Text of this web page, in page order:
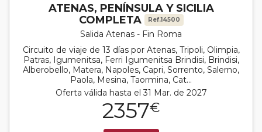
ATENAS, PENÍNSULA Y SICILIA
COMPLETA
Ref.14500
Salida Atenas - Fin Roma
Circuito de viaje de 13 días por Atenas, Tripoli, Olimpia,
Patras, Igumenitsa, Ferri Igumenitsa Brindisi, Brindisi,
Alberobello, Matera, Napoles, Capri, Sorrento, Salerno,
Paola, Mesina, Taormina, Cat...
Oferta válida hasta el 31 Mar. de 2027
2357€